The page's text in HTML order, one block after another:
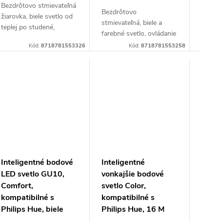
Bezdrôtovo stmievateľná
žiarovka, biele svetlo od
teplej po studené,
balenie 2 ks. Mostík
Kód: 8718781553326
Bezdrôtovo
stmievateľná, biele a
farebné svetlo, ovládanie
hlasom. Mostík (bridge)
Kód:8718781553258
Inteligentné bodové
LED svetlo GU10,
Comfort,
kompatibilné s
Philips Hue, biele
Inteligentné
vonkajšie bodové
svetlo Color,
kompatibilné s
Philips Hue, 16 M